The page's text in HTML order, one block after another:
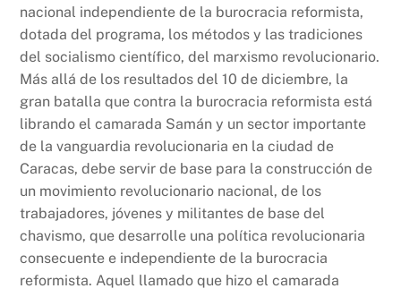
nacional independiente de la burocracia reformista,
dotada del programa, los métodos y las tradiciones
del socialismo científico, del marxismo revolucionario.
Más allá de los resultados del 10 de diciembre, la
gran batalla que contra la burocracia reformista está
librando el camarada Samán y un sector importante
de la vanguardia revolucionaria en la ciudad de
Caracas, debe servir de base para la construcción de
un movimiento revolucionario nacional, de los
trabajadores, jóvenes y militantes de base del
chavismo, que desarrolle una política revolucionaria
consecuente e independiente de la burocracia
reformista. Aquel llamado que hizo el camarada